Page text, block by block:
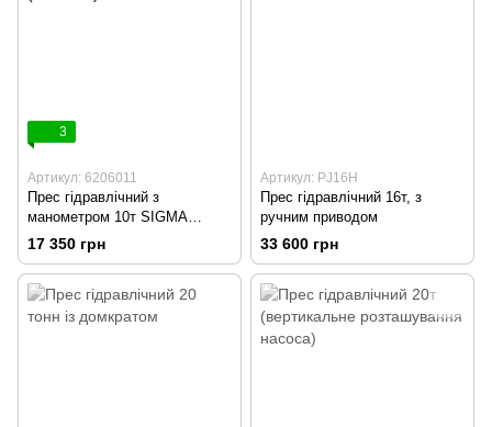
3
Артикул: 6206011
Прес гідравлічний з
манометром 10т SIGMA
(6206011)
17 350 грн
Артикул: PJ16H
Прес гідравлічний 16т, з
ручним приводом
33 600 грн